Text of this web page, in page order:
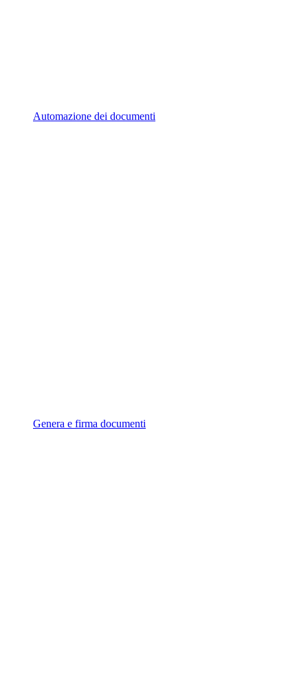
Automazione dei documenti
Genera e firma documenti